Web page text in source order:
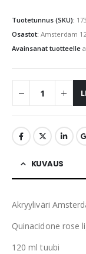
Tuotetunnus (SKU):
Osastot: Amsterdam
Avainsanat tuotteelle
KUVAUS
Akryyliväri
Quinacidone rose
120 ml tuubi